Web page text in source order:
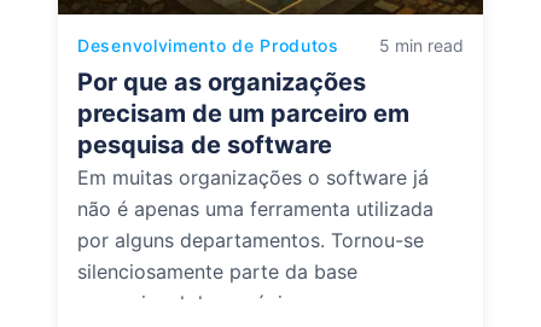
Desenvolvimento de Produtos 5 min read
Por que as organizações
precisam de um parceiro em
pesquisa de software
Em muitas organizações o software já
não é apenas uma ferramenta utilizada
por alguns departamentos. Tornou-se
silenciosamente parte da base
operacional do negócio.